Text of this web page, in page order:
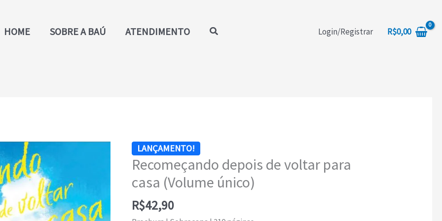
HOME SOBRE A BAÚ ATENDIMENTO Pesquisar Login/Registrar R$0,00
LANÇAMENTO!
Recomeçando depois de voltar para
casa (Volume único)
R$42,90
Recomeçando
depois
voltar
para
casa